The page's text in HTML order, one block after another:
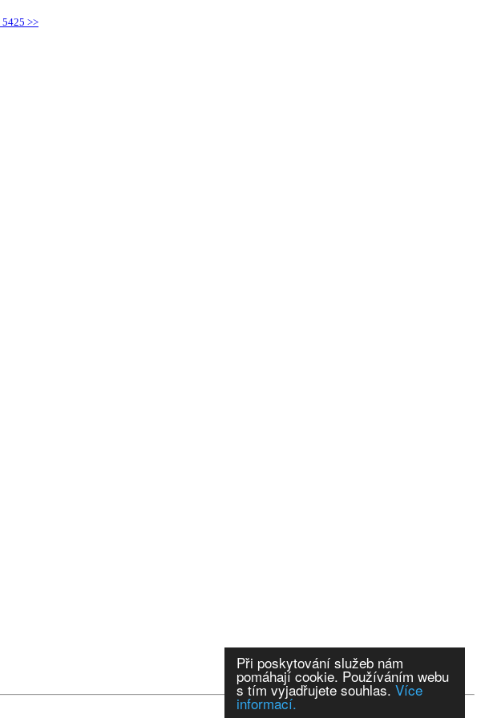
Při poskytování služeb nám
pomáhají cookie. Používáním webu
s tím vyjadřujete souhlas. Více
informací.
5425 >>